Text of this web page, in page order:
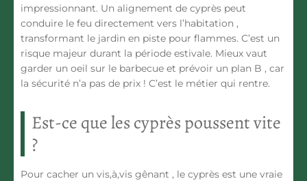
impressionnant. Un alignement de cyprès peut
conduire le feu directement vers l’habitation ,
transformant le jardin en piste pour flammes. C’est un
risque majeur durant la période estivale. Mieux vaut
garder un oeil sur le barbecue et prévoir un plan B , car
la sécurité n’a pas de prix ! C’est le métier qui rentre.
Est-ce que les cyprès poussent vite
?
Pour cacher un vis,à,vis gênant , le cyprès est une vraie